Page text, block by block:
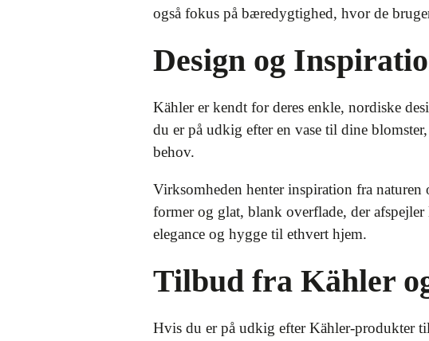
også fokus på bæredygtighed, hvor de
Design og
Kähler er kendt for deres enkle, nordiske
du er på udkig efter en vase til dine
behov.
Virksomheden henter inspiration fra
former og glat, blank overflade, der
elegance og hygge til ethvert hjem.
Tilbud fra Kähler
Hvis du er på udkig efter Kähler-produkter